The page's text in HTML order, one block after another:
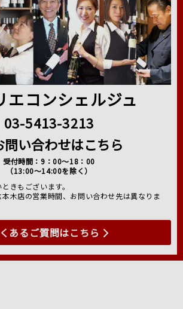
エコンシェルジュ
03-5413-3213
い合わせはこちら
受付時間：9：00～18：00
（13:00～14:00を除く）
きもございます。
木店の営業時間、お問い合わせ先は異なりま
あるご質問はこちら